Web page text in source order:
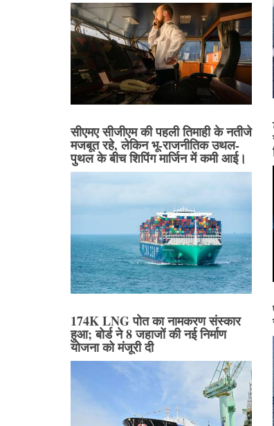
सीएमए सीजीएम की पहली तिमाही के नतीजे
मजबूत रहे, लेकिन भू-राजनीतिक उथल-
पुथल के बीच शिपिंग मार्जिन में कमी आई।
174K LNG पोत का नामकरण संस्कार
हुआ; बोर्ड ने 8 जहाजों की नई निर्माण
योजना को मंजूरी दी